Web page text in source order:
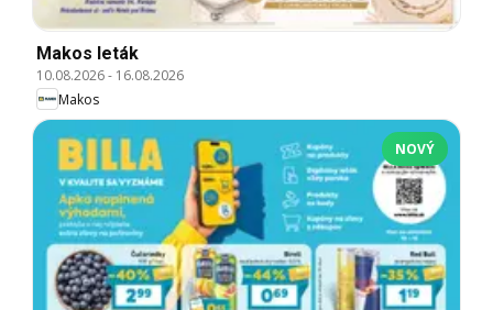
Makos leták
10.08.2026- 16.08.2026
Makos
NOVÝ